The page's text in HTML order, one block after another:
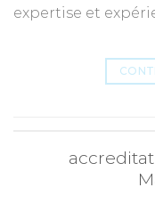
expertise et